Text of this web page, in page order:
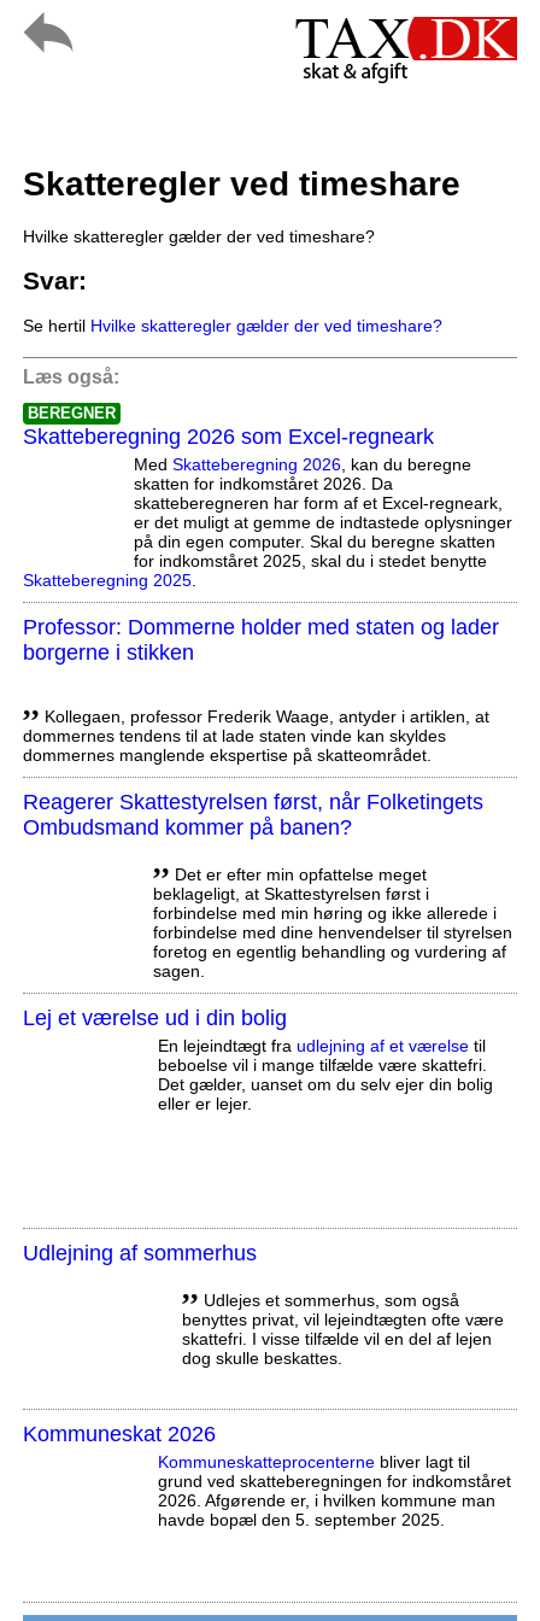
Skatteregler ved timeshare
Hvilke skatteregler gælder der ved timeshare?
Svar:
Se hertil Hvilke skatteregler gælder der ved timeshare?
Læs også:
BEREGNER
Skatteberegning 2026 som Excel-regneark
Med Skatteberegning 2026, kan du beregne
skatten for indkomståret 2026. Da
skatteberegneren har form af et Excel-regneark,
er det muligt at gemme de indtastede oplysninger
på din egen computer. Skal du beregne skatten
for indkomståret 2025, skal du i stedet benytte
Skatteberegning 2025.
Professor: Dommerne holder med staten og lader
borgerne i stikken
,, Kollegaen, professor Frederik Waage, antyder i artiklen, at
dommernes tendens til at lade staten vinde kan skyldes
dommernes manglende ekspertise på skatteområdet.
Reagerer Skattestyrelsen først, når Folketingets
Ombudsmand kommer på banen?
,, Det er efter min opfattelse meget
beklageligt, at Skattestyrelsen først i
forbindelse med min høring og ikke allerede i
forbindelse med dine henvendelser til styrelsen
foretog en egentlig behandling og vurdering af
sagen.
Lej et værelse ud i din bolig
En lejeindtægt fra udlejning af et værelsetil
beboelse vil i mange tilfælde være skattefri.
Det gælder, uanset om du selv ejer din bolig
eller er lejer.
Udlejning af sommerhus
,, Udlejes et sommerhus, som også
benyttes privat, vil lejeindtægten ofte være
skattefri. I visse tilfælde vil en del af lejen
dog skulle beskattes.
Kommuneskat 2026
Kommuneskatte­procenternebliver lagt til
grund ved skatteberegningen for indkomståret
2026. Afgørende er, i hvilken kommune man
havde bopæl den 5. september 2025.